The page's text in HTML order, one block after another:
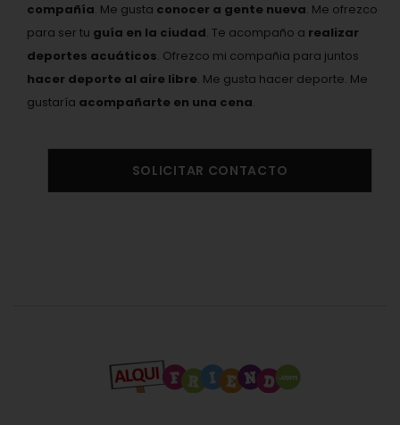
compañía. Me gusta conocer a gente nueva. Me ofrezco
para ser tu guía en la ciudad. Te acompaño a realizar
deportes acuáticos. Ofrezco mi compañia para juntos
hacer deporte al aire libre. Me gusta hacer deporte. Me
gustaría acompañarte en una cena.
SOLICITAR CONTACTO